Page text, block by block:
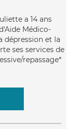
a 14 ans
Médico-
dépression et la
ses services de
repassage*